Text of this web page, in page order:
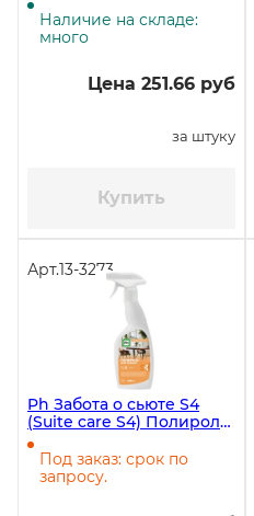
средство, 600 мл ЧЗ
Наличие на складе:
много
Цена 251.66 руб
за штуку
Купить
Арт.13-3273
Ph Забота о сьюте S4
(Suite care S4) Полироль
для мебели, 600 мл
Под заказ: срок по
запросу.